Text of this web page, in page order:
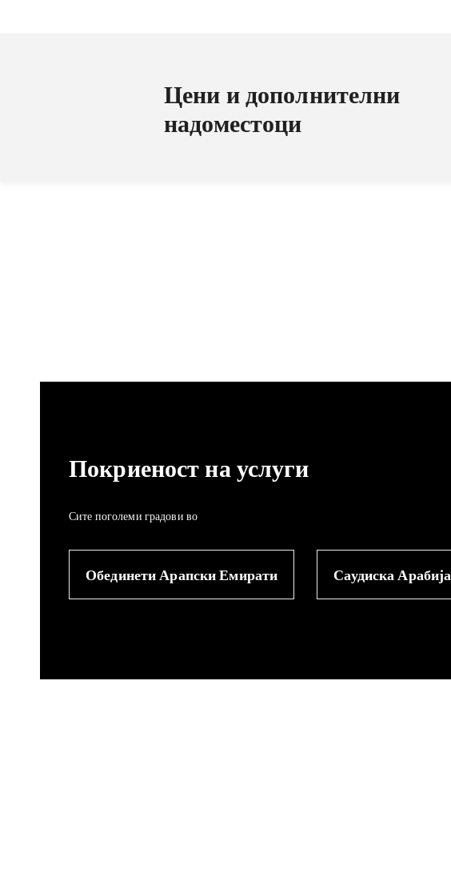
Цени и дополнителни
надоместоци
Покриеност на услуги
Сите поголеми градови во
Обединети Арапски Емирати Саудиска Арабија